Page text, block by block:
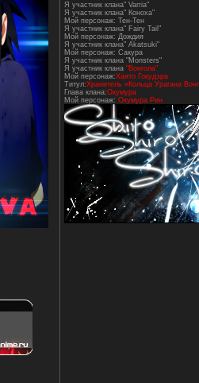
Я участник клана" Varria"
Я участник клана" Коноха"
Мой персонаж: Тен-Тен
Я участник клана" Fairy Tail"
Мой персонаж: Дождия
Я участник клана" Akatsuki"
Мой персонаж: Сакура
Я участник клана "Monsters"
Я участник клана "Вонгола"
Мой персонаж:Хаято Гокудэра
Титул:Хранитель «Кольца Урагана
Глава клана:Окумура
Мой персонаж: Окумура Рин